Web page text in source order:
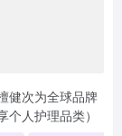
健次为全球品牌
个人护理品类）